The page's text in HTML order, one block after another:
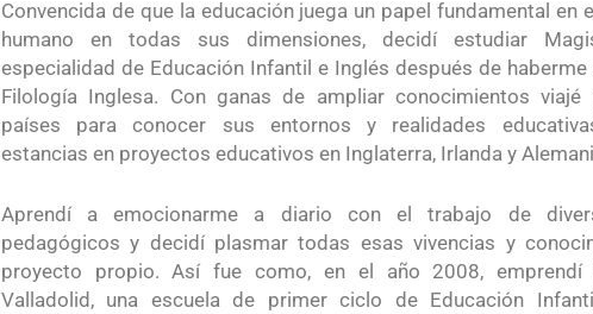
Convencida de que la educación juega un papel fundamental en
humano en todas sus dimensiones, decidí estudiar
especialidad de Educación Infantil e Inglés después de
Filología Inglesa. Con ganas de ampliar conocimientos viajé
países para conocer sus entornos y realidades
estancias en proyectos educativos en Inglaterra, Irlanda y
Aprendí a emocionarme a diario con el trabajo de
pedagógicos y decidí plasmar todas esas vivencias y
proyecto propio. Así fue como, en el año 2008, emprendí
Valladolid, una escuela de primer ciclo de Educación